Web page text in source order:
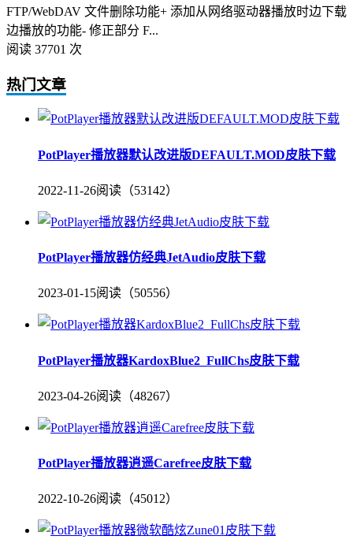
FTP/WebDAV 文件删除功能+ 添加从网络驱动器播放时边下载
边播放的功能- 修正部分 F...
阅读 37701 次
热门文章
PotPlayer播放器默认改进版DEFAULT.MOD皮肤下载
2022-11-26阅读（53142）
PotPlayer播放器仿经典JetAudio皮肤下载
2023-01-15阅读（50556）
PotPlayer播放器KardoxBlue2_FullChs皮肤下载
2023-04-26阅读（48267）
PotPlayer播放器逍遥Carefree皮肤下载
2022-10-26阅读（45012）